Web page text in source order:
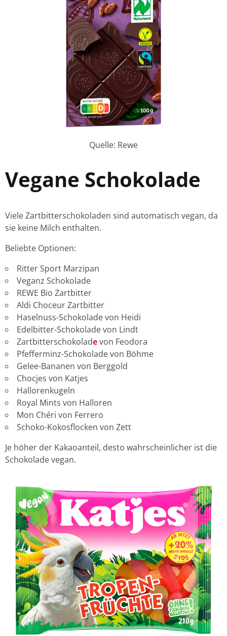
Quelle: Rewe
Vegane Schokolade
Viele Zartbitterschokoladen sind automatisch vegan, da
sie keine Milch enthalten.
Beliebte Optionen:
Ritter Sport Marzipan
Veganz Schokolade
REWE Bio Zartbitter
Aldi Choceur Zartbitter
Haselnuss-Schokolade von Heidi
Edelbitter-Schokolade von Lindt
Zartbitterschokoladevon Feodora
Pfefferminz-Schokolade von Böhme
Gelee-Bananen von Berggold
Chocjes von Katjes
Hallorenkugeln
Royal Mints von Halloren
Mon Chéri von Ferrero
Schoko-Kokosflocken von Zett
Je höher der Kakaoanteil, desto wahrscheinlicher ist die
Schokolade vegan.